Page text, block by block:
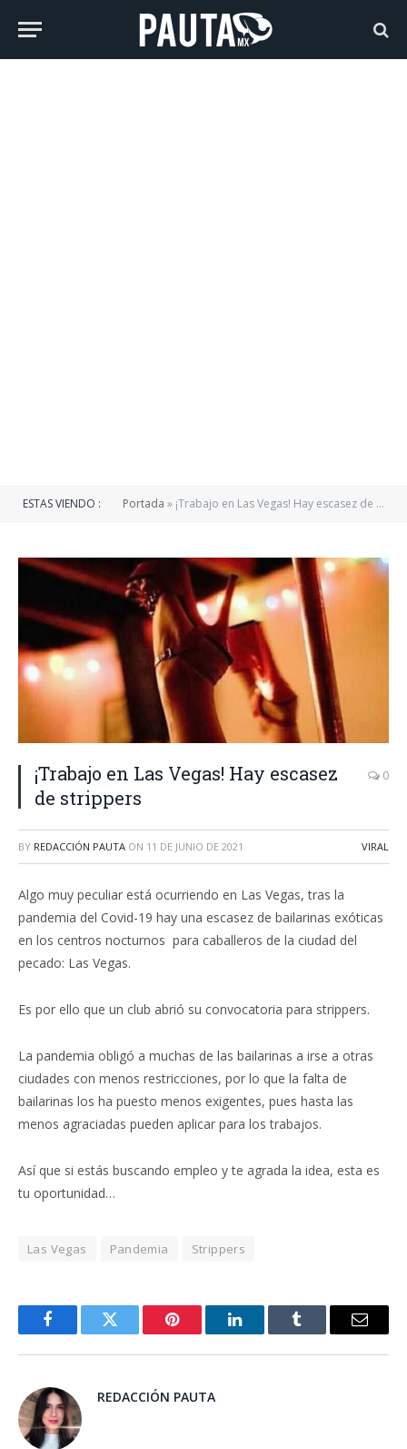
ESTAS VIENDO : Portada » ¡Trabajo en Las Vegas! Hay escasez de strippers
¡Trabajo en Las Vegas! Hay escasez
de strippers
0
BY REDACCIÓN PAUTA ON 11 DE JUNIO DE 2021 VIRAL
Algo muy peculiar está ocurriendo en Las Vegas, tras la
pandemia del Covid-19 hay una escasez de bailarinas exóticas
en los centros nocturnos para caballeros de la ciudad del
pecado: Las Vegas.
Es por ello que un club abrió su convocatoria para strippers.
La pandemia obligó a muchas de las bailarinas a irse a otras
ciudades con menos restricciones, por lo que la falta de
bailarinas los ha puesto menos exigentes, pues hasta las
menos agraciadas pueden aplicar para los trabajos.
Así que si estás buscando empleo y te agrada la idea, esta es
tu oportunidad…
Las Vegas Pandemia Strippers
FacebookTwitter Pinterest LinkedInTumblr Email
REDACCIÓN PAUTA